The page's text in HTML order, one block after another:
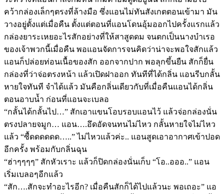
คว้ากล่องเล็กๆตรงที่ล้างมือ ซึ่งแอนไม่ทันสังเกตตอนเข้ามา มัน
วางอยู่ตั้งแต่เมื่อคืน ตั้งแต่ตอนที่แอนโดนอุ้มออกไปครั้งแรกแล้ว
กล่องยาระเหยอะไรสักอย่างที่ให้สาสูดดม จนตกเป็นนางบำเรอ
ของเจ้าพวกนี้เมื่อคืน พอแอนจัดการจนคิดว่าน่าจะพอใจสักแล้ว
แอนก็ปล่อยท่อนเนื้อของสัก ออกจากปาก พอลุกขึ้นยืน สักก็ยื่น
กล่องที่ว่าจ่อตรงหน้า แล้วเปิดฝาออก ทันทีที่ได้กลิ่น แอนรีบกลั้น
หายใจทันที จำได้แล้ว มันคือกลิ่นเดียวกับที่เมื่อคืนแอนได้กลิ่น
ตอนอาบน้ำ ก่อนที่แอนจะเบลอ
“กลั้นได้กลั้นไป…” สักเอาแขนโอบรอบแอนไว้ แล้วจ่อกล่องนั่น
ตรงปลายจมูก… แอน….อึดอัดจนทนไม่ไหว กลั้นหายใจไม่ไหว
แล้ว “ซื้ดดดดดด…..” ไม่ไหวแล้วค่ะ.. แอนสูดเอาอากาศเข้าปอด
อีกครั้ง พร้อมกับกลิ่นฉุน
“ฮ่าๆๆๆๆ” สักหัวเราะ แล้วก็ปิดกล่องนั่นเก็บ “โอ..อออ..” แอน
เริ่มเบลอๆอีกแล้ว
“สัก….สักจะทำอะไรอีก? เมื่อคืนสักก็ได้ไปแล้วนะ พอเถอะ” แอ